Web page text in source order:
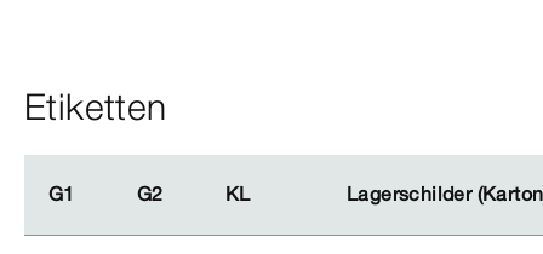
Etiketten
G1 G2 KL Lagerschilder
G1 G2 KL Lagerschilder